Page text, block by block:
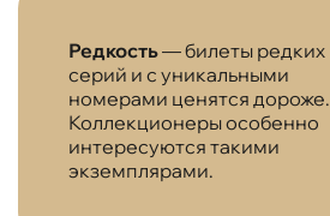
Редкость— билеты редких
серий и с уникальными
номерами ценятся дороже.
Коллекционеры особенно
интересуются такими
экземплярами.